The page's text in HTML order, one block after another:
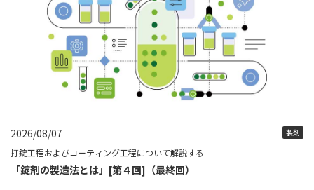
2026/08/07 製剤
打錠工程およびコーティング工程について解説する
「錠剤の製造法とは」[第４回]（最終回）